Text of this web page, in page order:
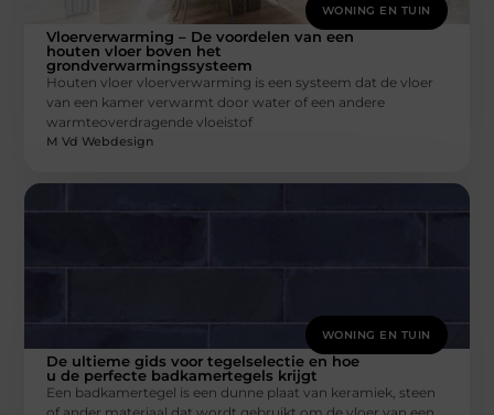
WONING EN TUIN
Vloerverwarming – De voordelen van een
houten vloer boven het
grondverwarmingssysteem
Houten vloer vloerverwarming is een systeem dat de vloer
van een kamer verwarmt door water of een andere
warmteoverdragende vloeistof
M Vd Webdesign
WONING EN TUIN
De ultieme gids voor tegelselectie en hoe
u de perfecte badkamertegels krijgt
Een badkamertegel is een dunne plaat van keramiek, steen